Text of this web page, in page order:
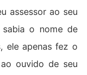
assessor ao seu
o nome de
ele apenas fez o
ouvido de seu